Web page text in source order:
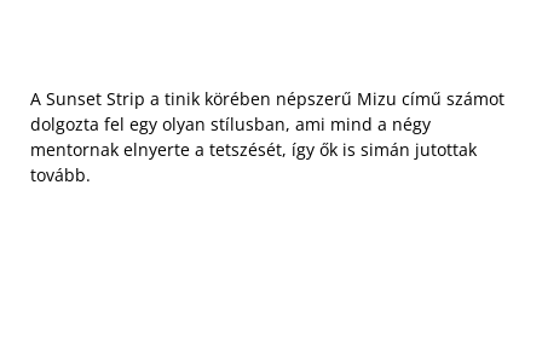
A Sunset Strip a tinik körében népszerű Mizu című számot
dolgozta fel egy olyan stílusban, ami mind a négy
mentornak elnyerte a tetszését, így ők is simán jutottak
tovább.